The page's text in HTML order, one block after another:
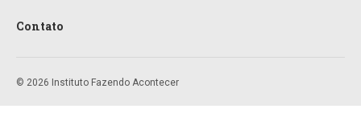
Contato
© 2026 Instituto Fazendo Acontecer